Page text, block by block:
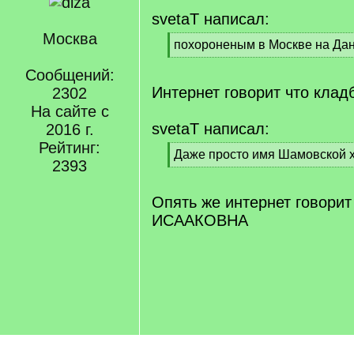
Москва
Сообщений:
2302
На сайте с
2016 г.
Рейтинг:
2393
svetaT написал:
[
q
похороненым в Москве на
[
q
]
Интернет говорит что
svetaT написал:
[
q
Даже просто имя Шамовской
[
q
]
Опять же интернет
ИСААКОВНА